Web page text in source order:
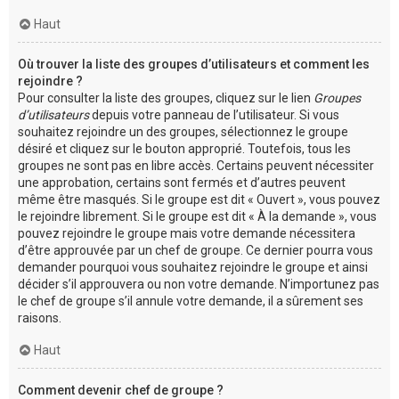
Haut
Où trouver la liste des groupes d’utilisateurs et comment les
rejoindre ?
Pour consulter la liste des groupes, cliquez sur le lien Groupes
d’utilisateursdepuis votre panneau de l’utilisateur. Si vous
souhaitez rejoindre un des groupes, sélectionnez le groupe
désiré et cliquez sur le bouton approprié. Toutefois, tous les
groupes ne sont pas en libre accès. Certains peuvent nécessiter
une approbation, certains sont fermés et d’autres peuvent
même être masqués. Si le groupe est dit « Ouvert », vous pouvez
le rejoindre librement. Si le groupe est dit « À la demande », vous
pouvez rejoindre le groupe mais votre demande nécessitera
d’être approuvée par un chef de groupe. Ce dernier pourra vous
demander pourquoi vous souhaitez rejoindre le groupe et ainsi
décider s’il approuvera ou non votre demande. N’importunez pas
le chef de groupe s’il annule votre demande, il a sûrement ses
raisons.
Haut
Comment devenir chef de groupe ?